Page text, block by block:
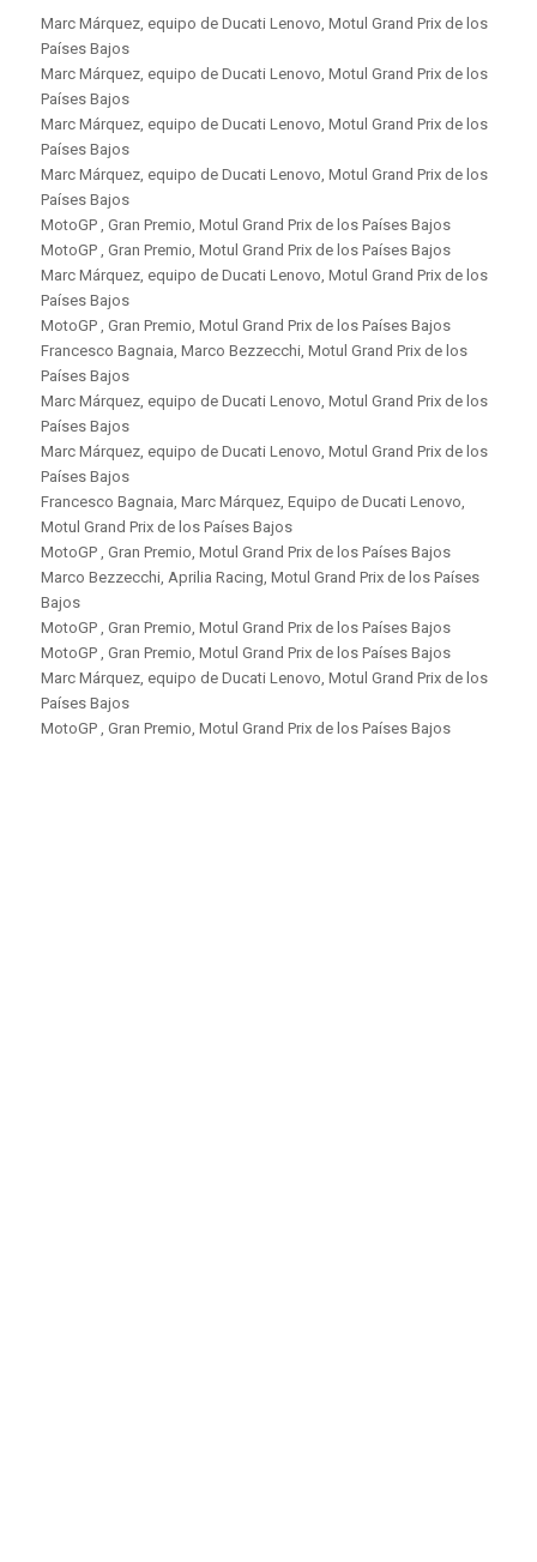
Marc Márquez, equipo de Ducati Lenovo, Motul Grand Prix de los
Países Bajos
Marc Márquez, equipo de Ducati Lenovo, Motul Grand Prix de los
Países Bajos
Marc Márquez, equipo de Ducati Lenovo, Motul Grand Prix de los
Países Bajos
Marc Márquez, equipo de Ducati Lenovo, Motul Grand Prix de los
Países Bajos
MotoGP , Gran Premio, Motul Grand Prix de los Países Bajos
MotoGP , Gran Premio, Motul Grand Prix de los Países Bajos
Marc Márquez, equipo de Ducati Lenovo, Motul Grand Prix de los
Países Bajos
MotoGP , Gran Premio, Motul Grand Prix de los Países Bajos
Francesco Bagnaia, Marco Bezzecchi, Motul Grand Prix de los
Países Bajos
Marc Márquez, equipo de Ducati Lenovo, Motul Grand Prix de los
Países Bajos
Marc Márquez, equipo de Ducati Lenovo, Motul Grand Prix de los
Países Bajos
Francesco Bagnaia, Marc Márquez, Equipo de Ducati Lenovo,
Motul Grand Prix de los Países Bajos
MotoGP , Gran Premio, Motul Grand Prix de los Países Bajos
Marco Bezzecchi, Aprilia Racing, Motul Grand Prix de los Países
Bajos
MotoGP , Gran Premio, Motul Grand Prix de los Países Bajos
MotoGP , Gran Premio, Motul Grand Prix de los Países Bajos
Marc Márquez, equipo de Ducati Lenovo, Motul Grand Prix de los
Países Bajos
MotoGP , Gran Premio, Motul Grand Prix de los Países Bajos